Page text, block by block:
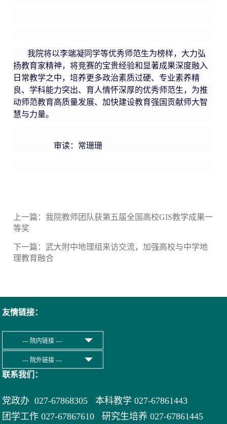
我院将以李端凝同学等优秀师范生为榜样，大力弘
扬教育家精神，将竞赛的宝贵经验和显著成果深度融入
日常教学之中，培养更多政治素质过硬、专业素养精
良、学科能力突出、育人情怀深厚的优秀师范生，为推
动师范教育高质量发展、加快建设教育强国贡献师大智
慧与力量。
审读：常珊珊
上一篇：我院教师团队获第五届全国高校GIS教学成果一
等奖
下一篇： 武大附中地理组来访交流，加强高校与中学地
理教育融合
友情链接：
联系我们：
党政办 027-67868305 本科教学 027-67861443
团学工作 027-67867610 研究生培养 027-67861445